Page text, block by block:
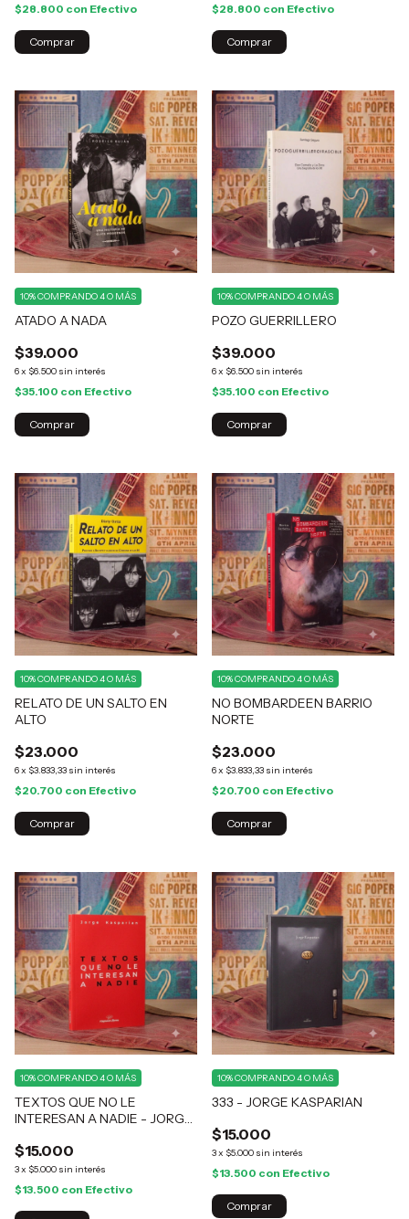
$28.800 con Efectivo $28.800 con Efectivo
ATADO A NADA
$39.000
6x $6.500 sin interés
10%COMPRANDO 4 O MÁS
$35.100 con Efectivo
POZO GUERRILLERO
$39.000
6x $6.500 sin interés
10%COMPRANDO 4 O MÁS
$35.100 con Efectivo
RELATO DE UN SALTO EN
ALTO
$23.000
6x $3.833,33 sin interés
10%COMPRANDO 4 O MÁS
$20.700 con Efectivo
NO BOMBARDEEN BARRIO
NORTE
$23.000
6x $3.833,33 sin interés
10%COMPRANDO 4 O MÁS
$20.700 con Efectivo
TEXTOS QUE NO LE
INTERESAN A NADIE - JORGE
$15.000
3x $5.000 sin interés
10%COMPRANDO 4 O MÁS
$13.500 con Efectivo
333 - JORGE KASPARIAN
$15.000
3x $5.000 sin interés
10%COMPRANDO 4 O MÁS
$13.500 con Efectivo